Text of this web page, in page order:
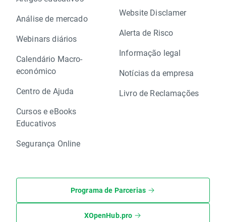
Análise de mercado
Webinars diários
Calendário Macro-
económico
Centro de Ajuda
Cursos e eBooks
Educativos
Segurança Online
Website Disclamer
Alerta de Risco
Informação legal
Notícias da empresa
Livro de Reclamações
Programa de Parcerias
XOpenHub.pro